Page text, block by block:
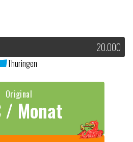
20.000
Thüringen
Original
/ Monat